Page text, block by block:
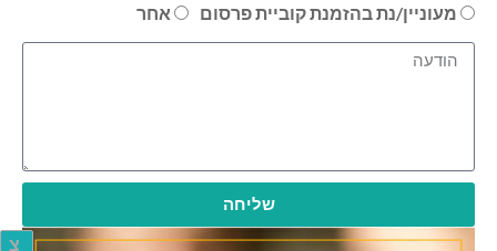
צ
מעוניין/נת בהזמנת קוביית פרסום
אחר
שליחה